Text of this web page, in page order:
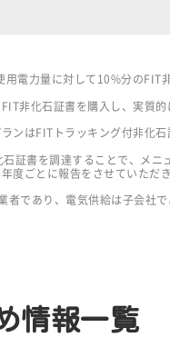
用電力量に対して10%分のFIT
非化石証書を購入し、実質
ンはFITトラッキング付非化
証書を調達することで、メニ
度ごとに報告をさせていただき
者であり、電気供給は子会社
情報一覧